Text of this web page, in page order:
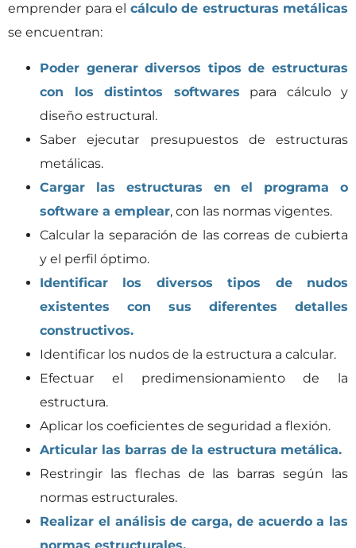
emprender para el cálculo de estructuras metálicas
se encuentran:
Poder generar diversos tipos de estructuras
con los distintos softwares para cálculo y
diseño estructural.
Saber ejecutar presupuestos de estructuras
metálicas.
Cargar las estructuras en el programa o
software a emplear, con las normas vigentes.
Calcular la separación de las correas de cubierta
y el perfil óptimo.
Identificar los diversos tipos de nudos
existentes con sus diferentes detalles
constructivos.
Identificar los nudos de la estructura a calcular.
Efectuar el predimensionamiento de la
estructura.
Aplicar los coeficientes de seguridad a flexión.
Articular las barras de la estructura metálica.
Restringir las flechas de las barras según las
normas estructurales.
Realizar el análisis de carga, de acuerdo a las